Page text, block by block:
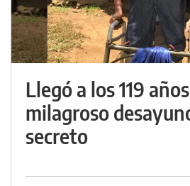
Llegó a los 119
milagroso
secreto